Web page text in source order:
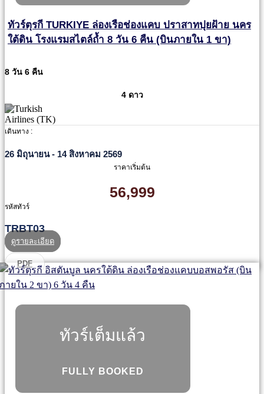
ทัวร์ตุรกี TURKIYE ล่องเรือช่องแคบ ปราสาทปุยฝ้าย นคร
ใต้ดิน โรงแรมสไตล์ถ้ำ 8 วัน 6 คืน (บินภายใน 1 ขา)
8 วัน 6 คืน
4 ดาว
เดินทาง :
26 มิถุนายน - 14 สิงหาคม 2569
ราคาเริ่มต้น
56,999
รหัสทัวร์
TRBT03
ดูรายละเอียด
PDF
ทัวร์เต็มแล้ว
FULLY BOOKED